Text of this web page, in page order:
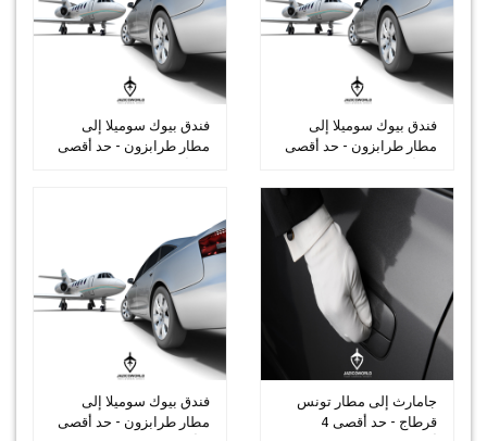
فندق بيوك سوميلا إلى
مطار طرابزون - حد أقصى
فندق بيوك سوميلا إلى
مطار طرابزون - حد أقصى
فندق بيوك سوميلا إلى
مطار طرابزون - حد أقصى
جامارث إلى مطار تونس
قرطاج - حد أقصى 4